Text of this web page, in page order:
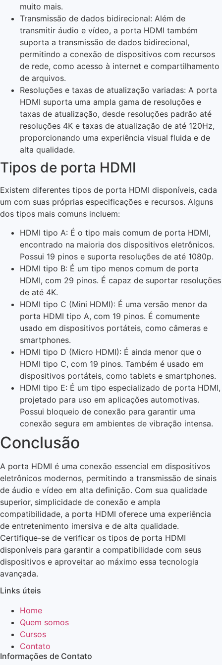
muito mais.
Transmissão de dados bidirecional: Além de
transmitir áudio e vídeo, a porta HDMI também
suporta a transmissão de dados bidirecional,
permitindo a conexão de dispositivos com recursos
de rede, como acesso à internet e compartilhamento
de arquivos.
Resoluções e taxas de atualização variadas: A porta
HDMI suporta uma ampla gama de resoluções e
taxas de atualização, desde resoluções padrão até
resoluções 4K e taxas de atualização de até 120Hz,
proporcionando uma experiência visual fluida e de
alta qualidade.
Tipos de porta HDMI
Existem diferentes tipos de porta HDMI disponíveis, cada
um com suas próprias especificações e recursos. Alguns
dos tipos mais comuns incluem:
HDMI tipo A: É o tipo mais comum de porta HDMI,
encontrado na maioria dos dispositivos eletrônicos.
Possui 19 pinos e suporta resoluções de até 1080p.
HDMI tipo B: É um tipo menos comum de porta
HDMI, com 29 pinos. É capaz de suportar resoluções
de até 4K.
HDMI tipo C (Mini HDMI): É uma versão menor da
porta HDMI tipo A, com 19 pinos. É comumente
usado em dispositivos portáteis, como câmeras e
smartphones.
HDMI tipo D (Micro HDMI): É ainda menor que o
HDMI tipo C, com 19 pinos. Também é usado em
dispositivos portáteis, como tablets e smartphones.
HDMI tipo E: É um tipo especializado de porta HDMI,
projetado para uso em aplicações automotivas.
Possui bloqueio de conexão para garantir uma
conexão segura em ambientes de vibração intensa.
Conclusão
A porta HDMI é uma conexão essencial em dispositivos
eletrônicos modernos, permitindo a transmissão de sinais
de áudio e vídeo em alta definição. Com sua qualidade
superior, simplicidade de conexão e ampla
compatibilidade, a porta HDMI oferece uma experiência
de entretenimento imersiva e de alta qualidade.
Certifique-se de verificar os tipos de porta HDMI
disponíveis para garantir a compatibilidade com seus
dispositivos e aproveitar ao máximo essa tecnologia
avançada.
Links úteis
Home
Quem somos
Cursos
Contato
Informações de Contato